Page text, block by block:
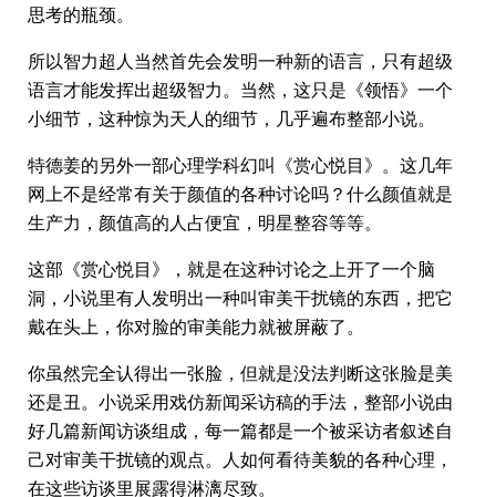
思考的瓶颈。
所以智力超人当然首先会发明一种新的语言，只有超级
语言才能发挥出超级智力。当然，这只是《领悟》一个
小细节，这种惊为天人的细节，几乎遍布整部小说。
特德姜的另外一部心理学科幻叫《赏心悦目》。这几年
网上不是经常有关于颜值的各种讨论吗？什么颜值就是
生产力，颜值高的人占便宜，明星整容等等。
这部《赏心悦目》，就是在这种讨论之上开了一个脑
洞，小说里有人发明出一种叫审美干扰镜的东西，把它
戴在头上，你对脸的审美能力就被屏蔽了。
你虽然完全认得出一张脸，但就是没法判断这张脸是美
还是丑。小说采用戏仿新闻采访稿的手法，整部小说由
好几篇新闻访谈组成，每一篇都是一个被采访者叙述自
己对审美干扰镜的观点。人如何看待美貌的各种心理，
在这些访谈里展露得淋漓尽致。